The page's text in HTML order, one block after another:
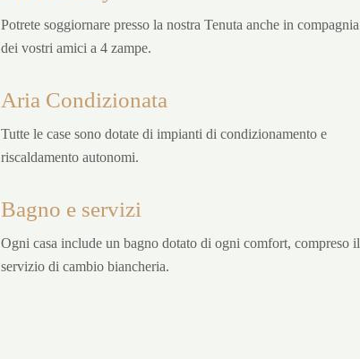
Potrete soggiornare presso la nostra Tenuta anche in compagnia
dei vostri amici a 4 zampe.
Aria Condizionata
Tutte le case sono dotate di impianti di condizionamento e
riscaldamento autonomi.
Bagno e servizi
Ogni casa include un bagno dotato di ogni comfort, compreso il
servizio di cambio biancheria.